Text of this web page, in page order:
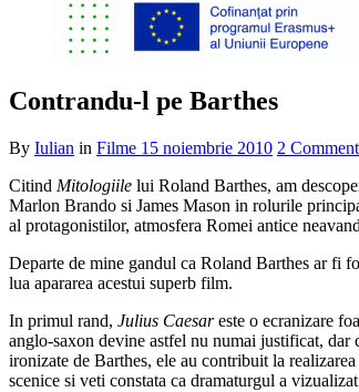
Contrandu-l pe Barthes
By Iulian in Filme 15 noiembrie 2010 2
Citind Mitologiile lui Roland Barthes, am
Marlon Brando si James Mason in rolurile
al protagonistilor, atmosfera Romei antice
Departe de mine gandul ca Roland Barthes ar fi
lua apararea acestui superb film.
In primul rand, Julius Caesareste o ecranizare
anglo-saxon devine astfel nu numai justificat, dar
ironizate de Barthes, ele au contribuit la
scenice si veti constata ca dramaturgul a